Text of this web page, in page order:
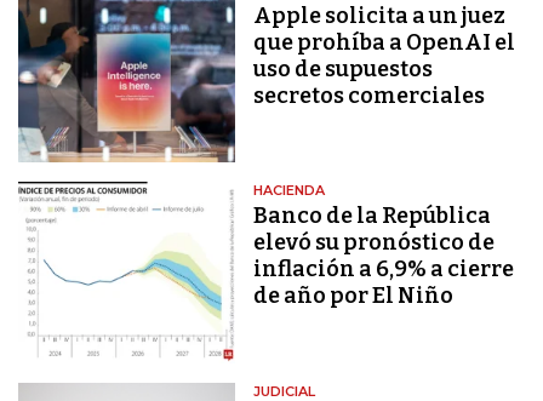
Apple solicita a un juez
que prohíba a OpenAI el
uso de supuestos
secretos comerciales
HACIENDA
Banco de la República
elevó su pronóstico de
inflación a 6,9% a cierre
de año por El Niño
JUDICIAL